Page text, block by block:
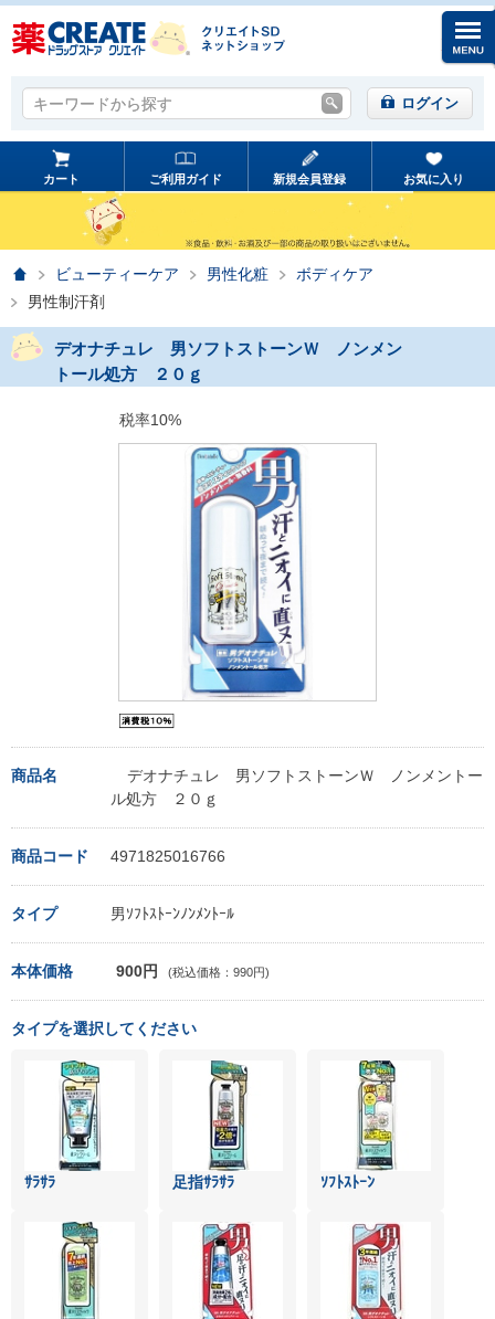
キーワードから探す
キーワードから探す ログイン
カート ご利用ガイド 新規会員登録 お気に入り
ホームビューティーケア 男性化粧
ボディケア
男性制汗剤
デオナチュレ 男ソフトストーンＷ ノンメン
トール処方 ２０ｇ
税率10%
商品名
デオナチュレ 男ソフトストーンＷ ノンメントー
ル処方 ２０ｇ
商品コード 4971825016766
タイプ 男ｿﾌﾄｽﾄｰﾝﾉﾝﾒﾝﾄｰﾙ
本体価格 900円 (税込価格：990円)
タイプを選択してください
ｻﾗｻﾗ 足指ｻﾗｻﾗ ｿﾌﾄｽﾄｰﾝ